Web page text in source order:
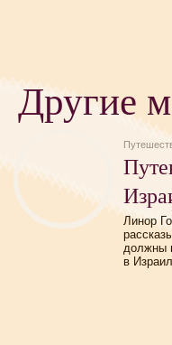
Другие
Линор
должны
в